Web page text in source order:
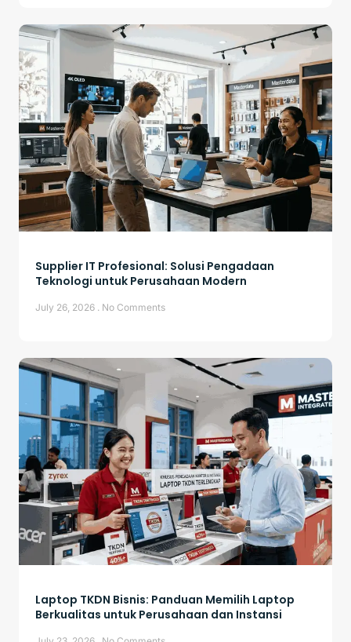
Supplier IT Profesional: Solusi Pengadaan
Teknologi untuk Perusahaan Modern
July 26, 2026 No Comments
Laptop TKDN Bisnis: Panduan Memilih Laptop
Berkualitas untuk Perusahaan dan Instansi